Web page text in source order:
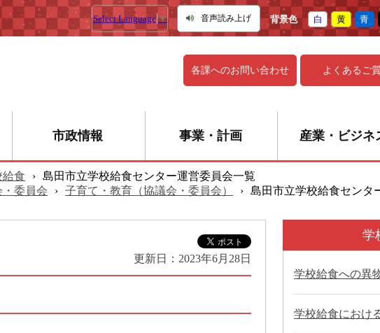
Select Language ▼ 音声読み上げ 背景色 白 黄 青
各課へのお問い合わせ よくあるご
市政情報 事業・計画 産業・ビジネ
給食 › 島田市立学校給食センター運営委員会一覧
委員会 › 子育て・教育（協議会・委員会） › 島田市立学校給食センタ
更新日： 2023年6月28日
学
学校給食への異
学校給食におけ